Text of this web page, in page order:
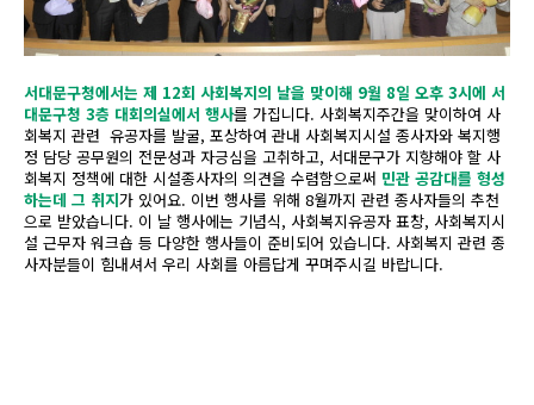
서대문구청에서는 제 12회 사회복지의 날을 맞이해 9월 8일 오후 3시에 서
대문구청 3층 대회의실에서 행사를 가집니다. 사회복지주간을 맞이하여 사
회복지 관련 유공자를 발굴, 포상하여 관내 사회복지시설 종사자와 복지행
정 담당 공무원의 전문성과 자긍심을 고취하고, 서대문구가 지향해야 할 사
회복지 정책에 대한 시설종사자의 의견을 수렴함으로써 민관 공감대를 형성
하는데 그 취지가 있어요. 이번 행사를 위해 8월까지 관련 종사자들의 추천
으로 받았습니다. 이 날 행사에는 기념식, 사회복지유공자 표창, 사회복지시
설 근무자 워크숍 등 다양한 행사들이 준비되어 있습니다. 사회복지 관련 종
사자분들이 힘내셔서 우리 사회를 아름답게 꾸며주시길 바랍니다.